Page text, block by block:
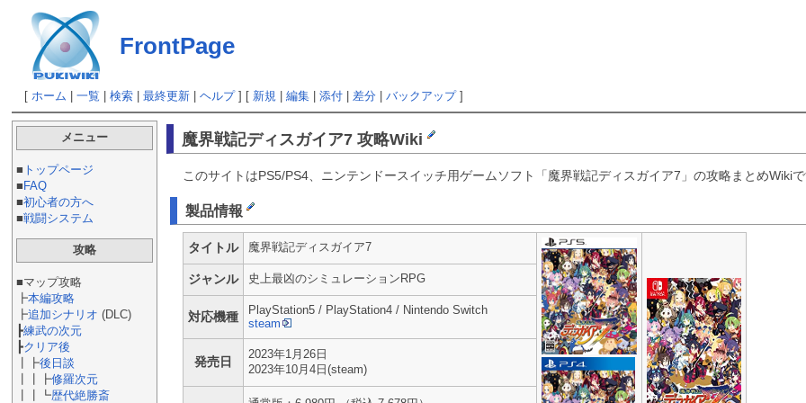
FrontPage
[ ホーム 一覧 検索| 最終更新| ヘルプ] [ 新規| 編集| 添付| 差分| バックアップ]
メニュー
■ トップページ
■ FAQ
■初心者の方へ
■戦闘システム
攻略
■マップ攻略
┣本編攻略
┣追加シナリオ (DLC)
┣練武の次元
┣クリア後
┃┣後日談
┃┃┣修羅次元
┃┃┗歴代絶勝斎
魔界戦記ディスガイア7 攻略Wiki
このサイトはPS5/PS4、ニンテンドースイッチ用ゲームソフト「魔界戦記ディスガイア7」の攻略まとめWiki
製品情報
タイトル 魔界戦記ディスガイア7
ジャンル 史上最凶のシミュレーションRPG
対応機種
PlayStation5 / PlayStation4 / Nintendo Switch
steam
発売日
2023年1月26日
2023年10月4日(steam)